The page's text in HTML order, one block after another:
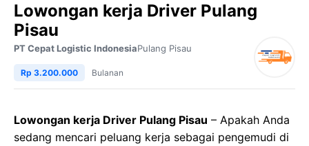
Lowongan kerja Driver Pulang
Pisau
PT Cepat Logistic IndonesiaPulang Pisau
Rp 3.200.000 Bulanan
Lowongan kerja Driver Pulang Pisau – Apakah Anda
sedang mencari peluang kerja sebagai pengemudi di